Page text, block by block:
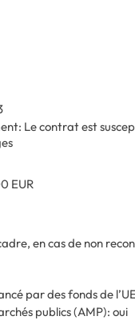
: Le contrat est
EUR
en cas de non
par des fonds de
publics (AMP): oui